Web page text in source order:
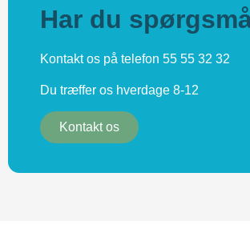
Har du
Kontakt os på telefon 55 55 32 32
Du træffer os hverdage 8-12
Kontakt os